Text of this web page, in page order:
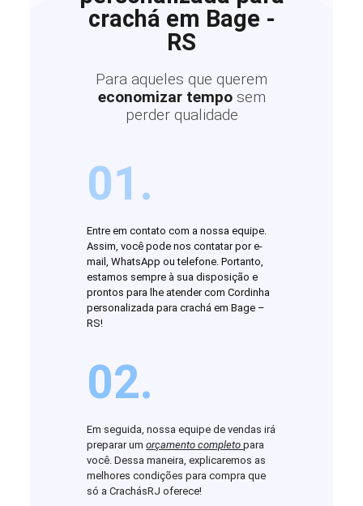
crachá em Bage -
RS
Para aqueles que querem
economizar tempo sem
perder qualidade
01.
Entre em contato com a nossa equipe.
Assim, você pode nos contatar por e-
mail, WhatsApp ou telefone. Portanto,
estamos sempre à sua disposição e
prontos para lhe atender com Cordinha
personalizada para crachá em Bage –
RS!
02.
Em seguida, nossa equipe de vendas irá
preparar umorçamento completopara
você. Dessa maneira, explicaremos as
melhores condições para compra que
só a CrachásRJ oferece!